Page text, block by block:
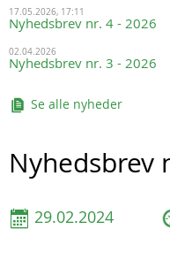
17.05.2026, 17:11
Nyhedsbrev nr. 4 - 2026
02.04.2026
Nyhedsbrev nr. 3 - 2026
Se alle nyheder
Nyhedsbrev
29.02.2024